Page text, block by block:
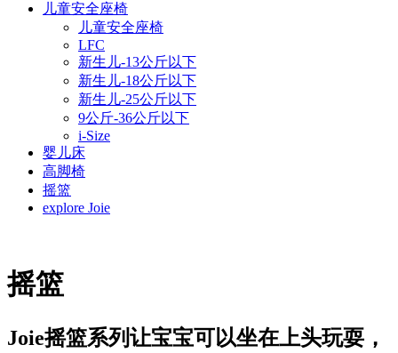
儿童安全座椅
儿童安全座椅
LFC
新生儿-13公斤以下
新生儿-18公斤以下
新生儿-25公斤以下
9公斤-36公斤以下
i-Size
婴儿床
高脚椅
摇篮
explore Joie
摇篮
Joie摇篮系列让宝宝可以坐在上头玩耍，